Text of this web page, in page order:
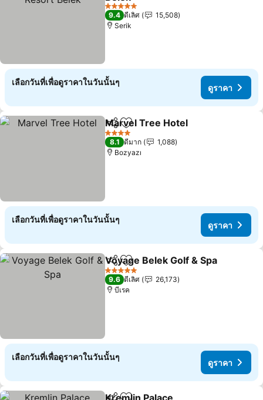
ดูราคา
5 ดาว
9.4 ดีเลิศ
15,508
Serik
เลือกวันที่เพื่อดูราคาในวันนั้นๆ
ดูราคา
แชร์ เพิ่มในรายการโปรด
Marvel Tree Hotel
4 ดาว
8.1 ดีมาก
1,088
Bozyazı
เลือกวันที่เพื่อดูราคาในวันนั้นๆ
ดูราคา
แชร์ เพิ่มในรายการโปรด
Voyage Belek Golf & Spa
5 ดาว
9.6 ดีเลิศ
26,173
บีเรค
เลือกวันที่เพื่อดูราคาในวันนั้นๆ
ดูราคา
Kremlin Palace